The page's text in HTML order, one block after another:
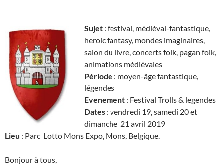
Sujet : festival, médiéval-fantastique,
heroic fantasy, mondes imaginaires,
salon du livre, concerts folk, pagan folk,
animations médiévales
Période : moyen-âge fantastique,
légendes
Evenement : Festival Trolls & legendes
Dates : vendredi 19, samedi 20 et
dimanche 21 avril 2019
Lieu : Parc Lotto Mons Expo, Mons, Belgique.
Bonjour à tous,